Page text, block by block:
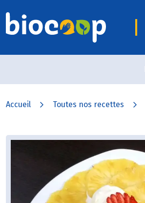
Accueil Toutes nos recettes